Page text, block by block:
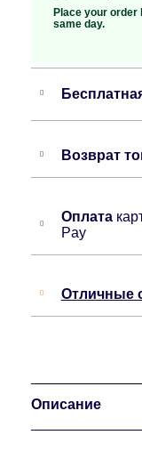
Place your order
same day.
Возврат
Оплата
Pay
Отличные
Описание